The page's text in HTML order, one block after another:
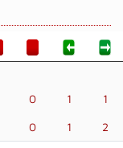
0 1 1
0 1 2